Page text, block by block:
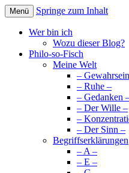
Wissen Macht
Zeit
Menü Springe zum Inhalt
Wer bin ich
Wozu dieser Blog?
Philo-so-Fisch
Meine Welt
–
– Ruhe –
– Gedanken
– Der Wille –
–
– Der Sinn –
Begriffserklärungen
– A –
– E –